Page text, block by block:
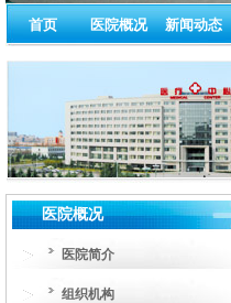
首页 医院概况 新闻动态
医院概况
医院简介
组织机构